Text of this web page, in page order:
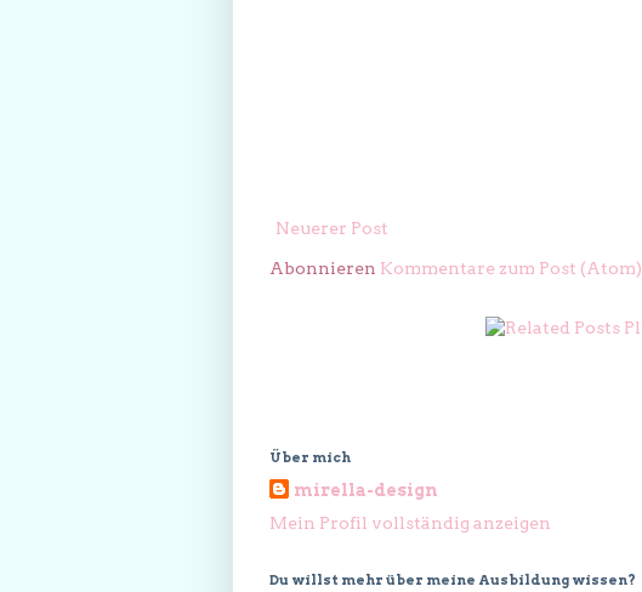
Neuerer Post
Abonnieren Kommentare zum Post (Atom)
Über mich
mirella-design
Mein Profil vollständig anzeigen
Du willst mehr über meine Ausbildung wissen?